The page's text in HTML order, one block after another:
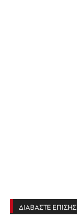
ΔΙΑΒΑΣΤΕ ΕΠΙΣΗΣ